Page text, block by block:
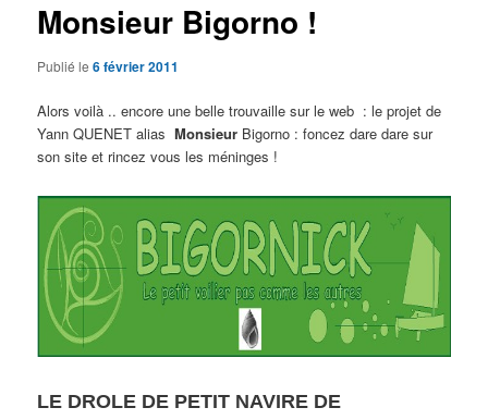
Monsieur Bigorno !
Publié le6 février 2011
Alors voilà .. encore une belle trouvaille sur le web : le projet de
Yann QUENET aliasMonsieur Bigorno : foncez dare dare sur
son site et rincez vous les méninges !
LE DROLE DE PETIT NAVIRE DE